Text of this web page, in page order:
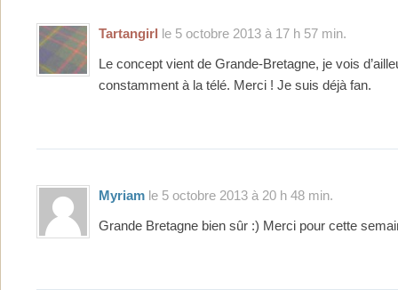
Tartangirl le 5 octobre 2013 à 17 h 57 min.
Le concept vient de Grande-Bretagne, je vois
constamment à la télé. Merci ! Je suis déjà fan.
Myriam le 5 octobre 2013 à 20 h 48 min.
Grande Bretagne bien sûr :) Merci pour cette